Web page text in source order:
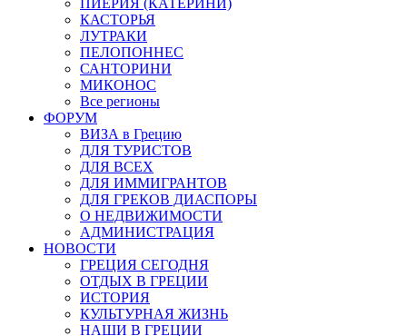
ПИЕРИЯ (КАТЕРИНИ)
КАСТОРЬЯ
ЛУТРАКИ
ПЕЛОПОННЕС
САНТОРИНИ
МИКОНОС
Все регионы
ФОРУМ
ВИЗА в Грецию
ДЛЯ ТУРИСТОВ
ДЛЯ ВСЕХ
ДЛЯ ИММИГРАНТОВ
ДЛЯ ГРЕКОВ ДИАСПОРЫ
О НЕДВИЖИМОСТИ
АДМИНИСТРАЦИЯ
НОВОСТИ
ГРЕЦИЯ СЕГОДНЯ
ОТДЫХ В ГРЕЦИИ
ИСТОРИЯ
КУЛЬТУРНАЯ ЖИЗНЬ
НАШИ В ГРЕЦИИ